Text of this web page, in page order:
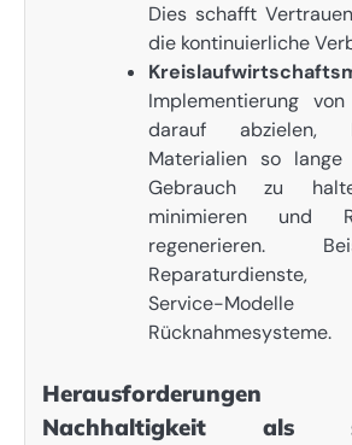
Dies schafft
die kontinuierliche
Implementierung
darauf abzielen,
Materialien so
Gebrauch zu
minimieren und
regenerieren.
Service-
Rücknahmesysteme.
Nachhaltigkeit als